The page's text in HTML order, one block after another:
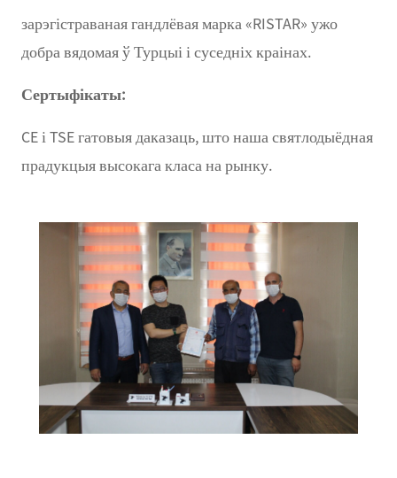
зарэгістраваная гандлёвая марка «RISTAR» ужо
добра вядомая ў Турцыі і суседніх краінах.
Сертыфікаты:
CE і TSE гатовыя даказаць, што наша святлодыёдная
прадукцыя высокага класа на рынку.